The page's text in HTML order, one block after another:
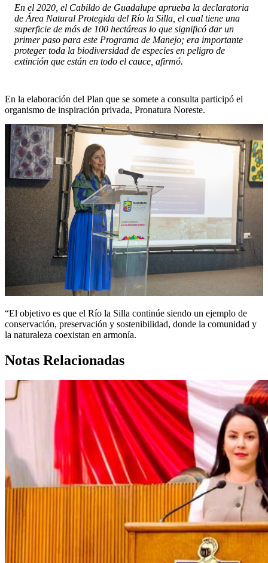
En el 2020, el Cabildo de Guadalupe aprueba la declaratoria
de Área Natural Protegida del Río la Silla, el cual tiene una
superficie de más de 100 hectáreas lo que significó dar un
primer paso para este Programa de Manejo; era importante
proteger toda la biodiversidad de especies en peligro de
extinción que están en todo el cauce, afirmó.
En la elaboración del Plan que se somete a consulta participó el
organismo de inspiración privada, Pronatura Noreste.
“El objetivo es que el Río la Silla continúe siendo un ejemplo de
conservación, preservación y sostenibilidad, donde la comunidad y
la naturaleza coexistan en armonía.
Notas Relacionadas